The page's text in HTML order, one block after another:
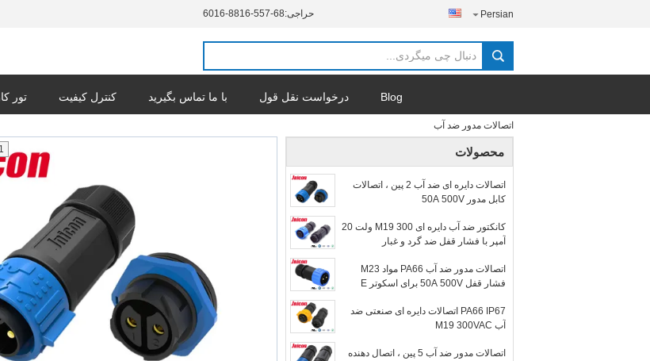
حراجی:86-755-6188-6106 Persian
تور کنترل کیفیت با ما تماس بگیرید درخواست نقل قول Blog
اتصالات مدور ضد آب
1 محصولات
اتصالات دایره ای ضد آب 2 پین ، اتصالات
کابل مدور 50A 500V
کانکتور ضد آب دایره ای M19 300 ولت 20
آمپر با فشار قفل ضد گرد و غبار
اتصالات مدور ضد آب PA66 مواد M23
فشار قفل 50A 500V برای اسکوتر E
PA66 IP67 اتصالات دایره ای صنعتی ضد
آب M19 300VAC
اتصالات مدور ضد آب 5 پین ، اتصال دهنده